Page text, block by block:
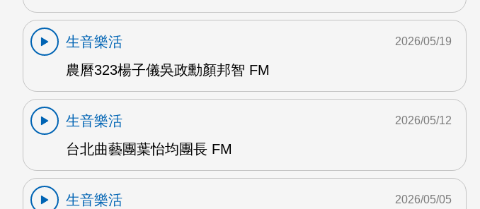
生音樂活
農曆323楊子儀吳政勳顏邦智 FM
2026/05/19
生音樂活
台北曲藝團葉怡均團長 FM
2026/05/12
生音樂活
2026/05/05